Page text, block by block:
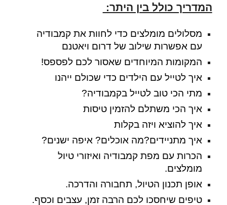
המדריך כולל בין היתר:
מסלולים מומלצים כדי לחוות את קמבודיה
עם אפשרות שילוב של דרום ויאטנם
המקומות המיוחדים שאסור לכם לפספס!
איך לטייל עם הילדים כדי שכולם ייהנו
מתי הכי טוב לטייל בקמבודיה?
איך הכי משתלם להזמין טיסות
איך להוציא ויזה בקלות
איך מתניידים?מה אוכלים? איפה ישנים?
הכרות עם מפת קמבודיה ואיזורי טיול
מומלצים.
אופן תכנון הטיול, תחבורה והדרכה.
טיפים שיחסכו לכם הרבה זמן, עצבים וכסף.